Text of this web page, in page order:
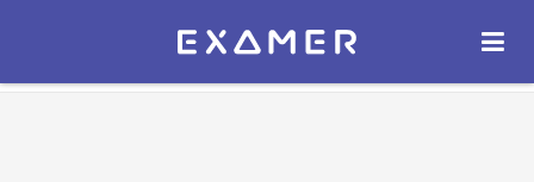
Экзамер — ЕГЭ 2027
ОТКРЫТЬ